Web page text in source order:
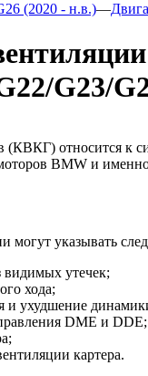
(2020 - н.в.)—
G23/
относится к
BMW и именно
могут указывать
утечек;
хода;
и ухудшение
DME и DDE;
картера.